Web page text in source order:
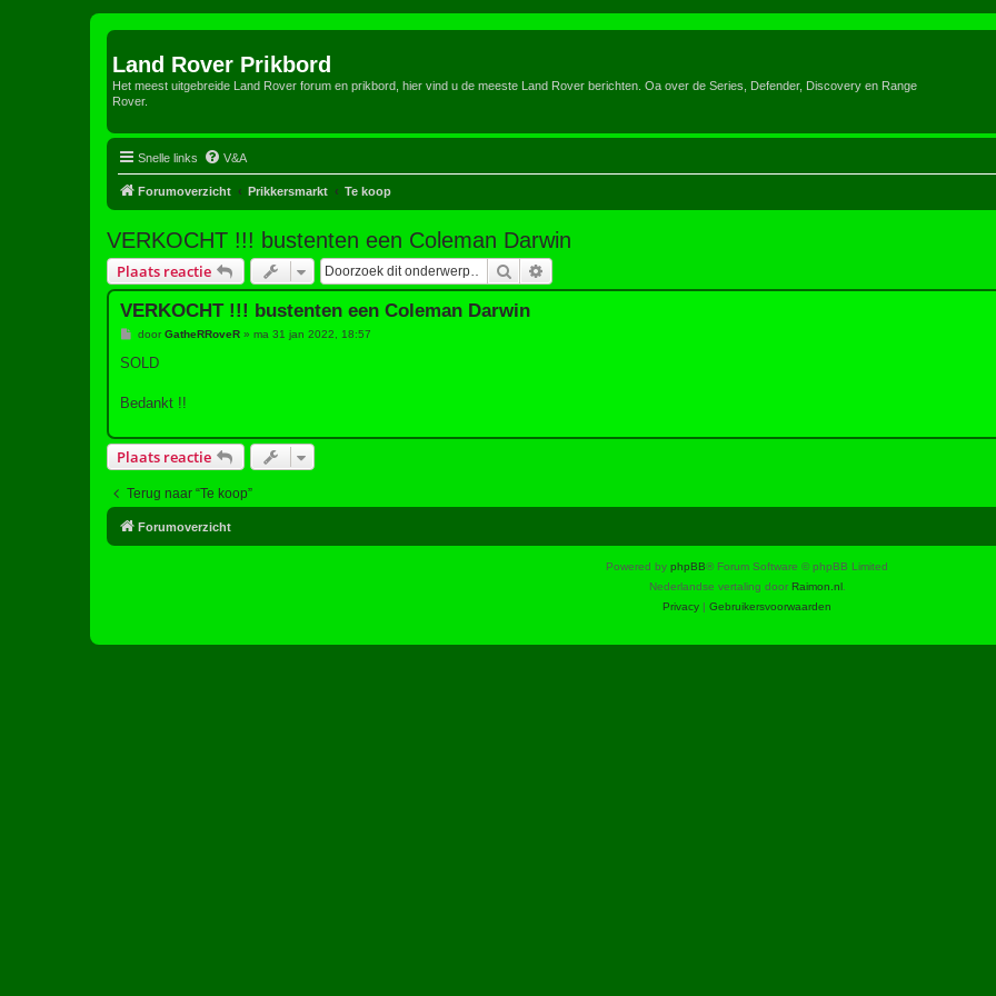
Land Rover Prikbord
Het meest uitgebreide Land Rover forum en prikbord, hier vind u de meeste Land Rover berichten. Oa over de Series, Defender, Discovery en Range
Rover.
Snelle links V&A
Forumoverzicht Prikkersmarkt Te koop
VERKOCHT !!! bustenten een Coleman Darwin
Plaats reactie Zoek
VERKOCHT !!! bustenten een Coleman Darwin
B
r
h
doorGatheRRoveR» ma 31 jan 2022, 18:57
SOLD
Bedankt !!
Plaats reactie
Terug naar “Te koop”
Forumoverzicht
Powered by phpBB® Forum Software © phpBB Limited
Nederlandse vertaling door Raimon.nl.
Privacy | Gebruikersvoorwaarden